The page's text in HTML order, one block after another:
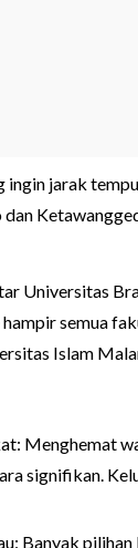
ingin jarak
Universitas
semua
Islam
Menghemat
signifikan.
Banyak pilihan